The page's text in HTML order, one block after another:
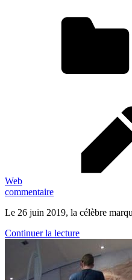
Web
commentaire
Le 26 juin 2019, la célèbre
Continuer la lecture